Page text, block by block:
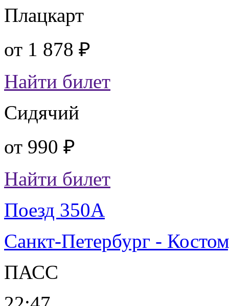
Плацкарт
от 1 878 ₽
Найти билет
Сидячий
от 990 ₽
Найти билет
Поезд 350А
Санкт-Петербург -
ПАСС